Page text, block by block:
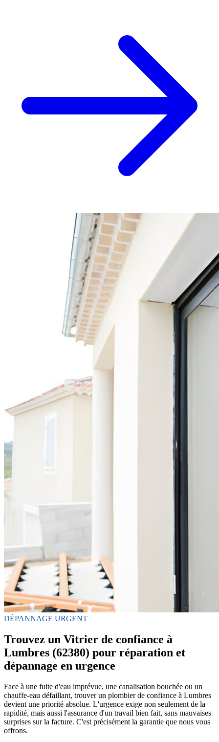
DÉPANNAGE URGENT
Trouvez un Vitrier de confiance à
Lumbres (62380) pour réparation et
dépannage en urgence
Face à une fuite d'eau imprévue, une canalisation bouchée ou un
chauffe-eau défaillant, trouver un plombier de confiance à Lumbres
devient une priorité absolue. L'urgence exige non seulement de la
rapidité, mais aussi l'assurance d'un travail bien fait, sans mauvaises
surprises sur la facture. C'est précisément la garantie que nous vous
offrons.